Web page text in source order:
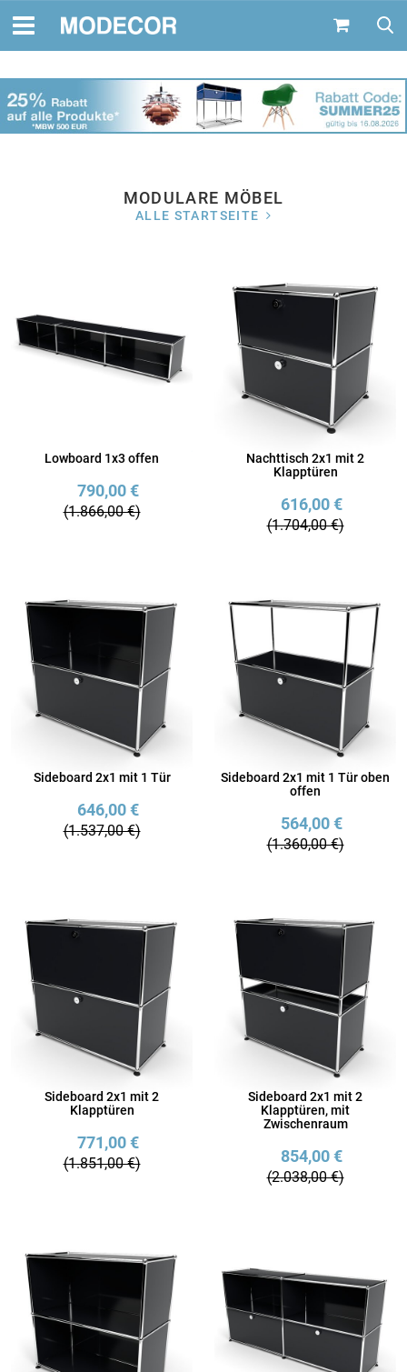
MODULARE MÖBEL
ALLE STARTSEITE
Lowboard 1x3 offen
790,00 €
(1.866,00 €)
Nachttisch 2x1 mit 2
Klapptüren
616,00 €
(1.704,00 €)
Sideboard 2x1 mit 1 Tür
646,00 €
(1.537,00 €)
Sideboard 2x1 mit 1 Tür oben
offen
564,00 €
(1.360,00 €)
Sideboard 2x1 mit 2
Klapptüren
771,00 €
(1.851,00 €)
Sideboard 2x1 mit 2
Klapptüren, mit
Zwischenraum
854,00 €
(2.038,00 €)